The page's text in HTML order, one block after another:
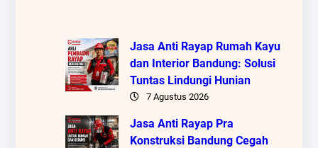
Jasa Anti Rayap Rumah Kayu
dan Interior Bandung: Solusi
Tuntas Lindungi Hunian
7 Agustus 2026
Jasa Anti Rayap Pra
Konstruksi Bandung Cegah